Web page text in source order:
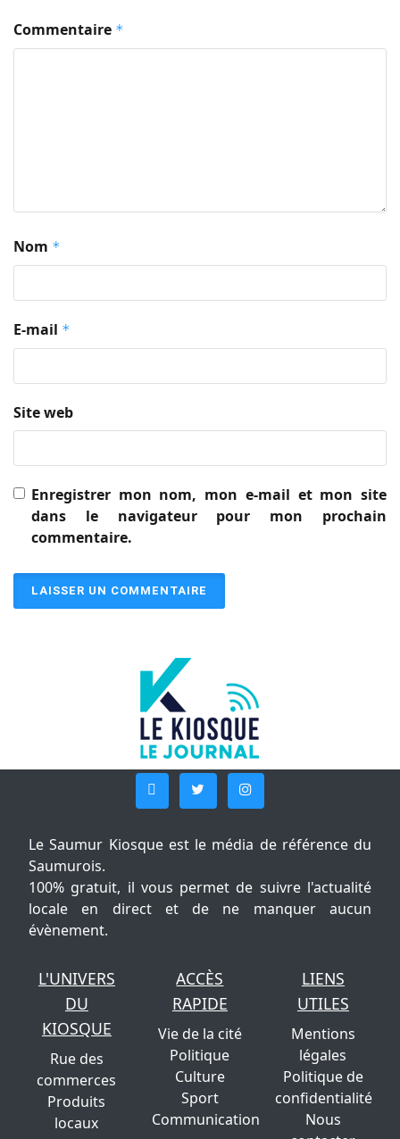
Commentaire *
Nom *
E-mail *
Site web
Enregistrer mon nom, mon e-mail et mon site
dans le navigateur pour mon prochain
commentaire.
Le Saumur Kiosque est le média de référence du
Saumurois.
100% gratuit, il vous permet de suivre l'actualité
locale en direct et de ne manquer aucun
évènement.
L'UNIVERS
DU
KIOSQUE
Rue des
commerces
Produits
locaux
ACCÈS
RAPIDE
Vie de la cité
Politique
Culture
Sport
Communication
LIENS
UTILES
Mentions
légales
Politique de
confidentialité
Nous